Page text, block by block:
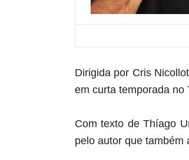
Dirigida por Cris
em curta temporada no
Com texto de Thíago
pelo autor que também